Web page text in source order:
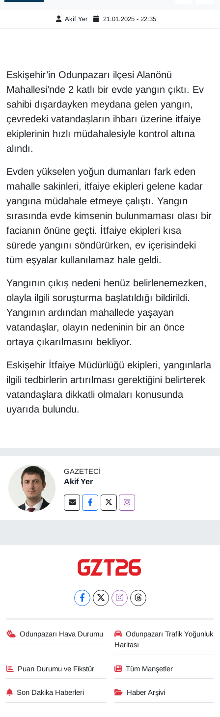
Akif Yer 21.01.2025 - 22:35
Eskişehir’in Odunpazarı ilçesi Alanönü
Mahallesi’nde 2 katlı bir evde yangın çıktı. Ev
sahibi dışardayken meydana gelen yangın,
çevredeki vatandaşların ihbarı üzerine itfaiye
ekiplerinin hızlı müdahalesiyle kontrol altına
alındı.
Evden yükselen yoğun dumanları fark eden
mahalle sakinleri, itfaiye ekipleri gelene kadar
yangına müdahale etmeye çalıştı. Yangın
sırasında evde kimsenin bulunmaması olası bir
facianın önüne geçti. İtfaiye ekipleri kısa
sürede yangını söndürürken, ev içerisindeki
tüm eşyalar kullanılamaz hale geldi.
Yangının çıkış nedeni henüz belirlenemezken,
olayla ilgili soruşturma başlatıldığı bildirildi.
Yangının ardından mahallede yaşayan
vatandaşlar, olayın nedeninin bir an önce
ortaya çıkarılmasını bekliyor.
Eskişehir İtfaiye Müdürlüğü ekipleri, yangınlarla
ilgili tedbirlerin artırılması gerektiğini belirterek
vatandaşlara dikkatli olmaları konusunda
uyarıda bulundu.
GAZETECI
Akif Yer
Odunpazarı Hava Durumu
Odunpazarı Trafik Yoğunluk
Haritası
Puan Durumu ve Fikstür Tüm Manşetler
Son Dakika Haberleri Haber Arşivi